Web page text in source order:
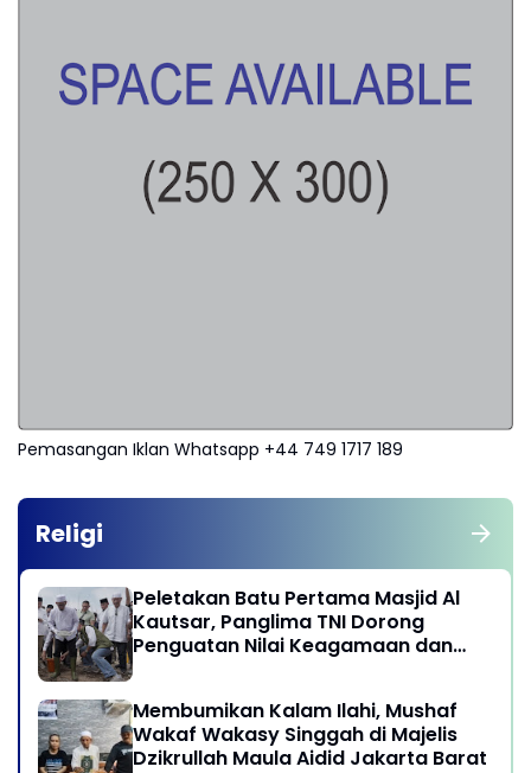
Pemasangan Iklan Whatsapp +44 749 1717 189
Religi
Peletakan Batu Pertama Masjid Al
Kautsar, Panglima TNI Dorong
Penguatan Nilai Keagamaan dan
Membumikan Kalam Ilahi, Mushaf
Wakaf Wakasy Singgah di Majelis
Dzikrullah Maula Aidid Jakarta Barat